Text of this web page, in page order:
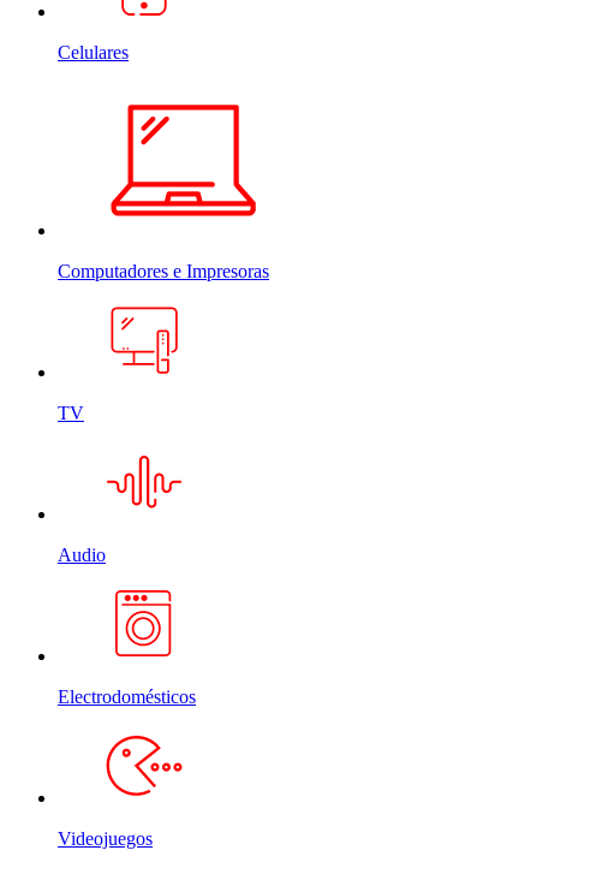
Celulares
Computadores e Impresoras
TV
Audio
Electrodomésticos
Videojuegos